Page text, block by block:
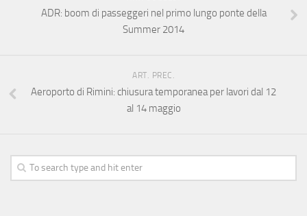
ADR: boom di passeggeri nel primo lungo ponte della
Summer 2014
ART. PREC.
Aeroporto di Rimini: chiusura temporanea per lavori dal 12
al 14 maggio